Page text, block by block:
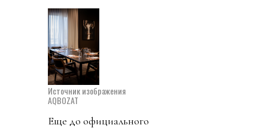
Источник изображения
AQBOZAT
Еще до официального